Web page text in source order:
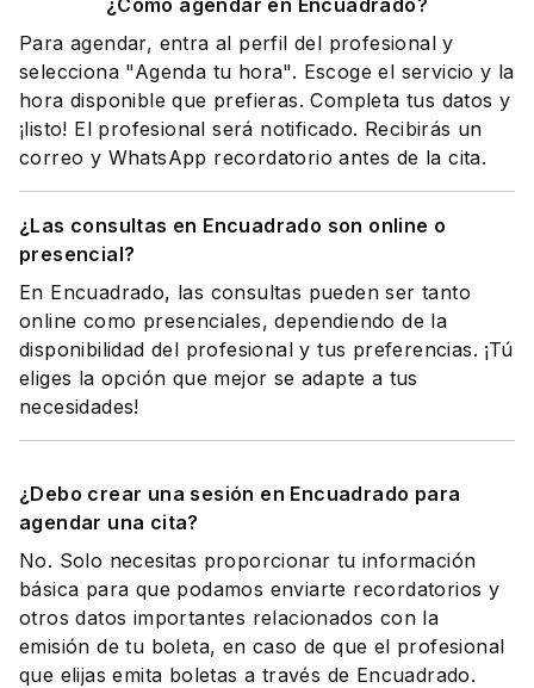
¿Cómo agendar en Encuadrado?
Para agendar, entra al perfil del profesional y
selecciona "Agenda tu hora". Escoge el servicio y la
hora disponible que prefieras. Completa tus datos y
¡listo! El profesional será notificado. Recibirás un
correo y WhatsApp recordatorio antes de la cita.
¿Las consultas en Encuadrado son online o
presencial?
En Encuadrado, las consultas pueden ser tanto
online como presenciales, dependiendo de la
disponibilidad del profesional y tus preferencias. ¡Tú
eliges la opción que mejor se adapte a tus
necesidades!
¿Debo crear una sesión en Encuadrado para
agendar una cita?
No. Solo necesitas proporcionar tu información
básica para que podamos enviarte recordatorios y
otros datos importantes relacionados con la
emisión de tu boleta, en caso de que el profesional
que elijas emita boletas a través de Encuadrado.